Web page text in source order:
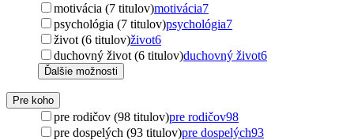
motivácia (7 titulov)motivácia7
psychológia (7 titulov)psychológia7
život (6 titulov)život6
duchovný život (6 titulov)duchovný život6
Ďalšie možnosti
Pre koho
pre rodičov (98 titulov)pre rodičov98
pre dospelých (93 titulov)pre dospelých93